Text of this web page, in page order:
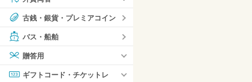
古銭・銀貨・プレミアコイン
バス・船舶
贈答用
ギフトコード・チケットレ